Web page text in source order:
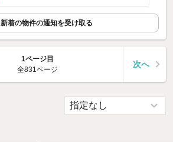
新着の物件の通知を受け取る
1ページ目
全831ページ
次へ